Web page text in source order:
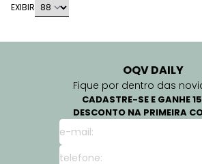
EXIBIR
OQV DAILY
Fique por dentro das
CADASTRE-SE E GANHE
DESCONTO NA PRIMEIRA